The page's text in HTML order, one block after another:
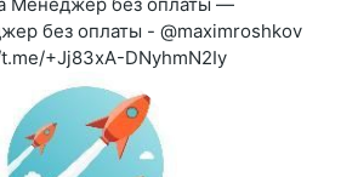
Менеджер без оплаты —
без оплаты - @maximroshkov
+Jj83xA-DNyhmN2Iy